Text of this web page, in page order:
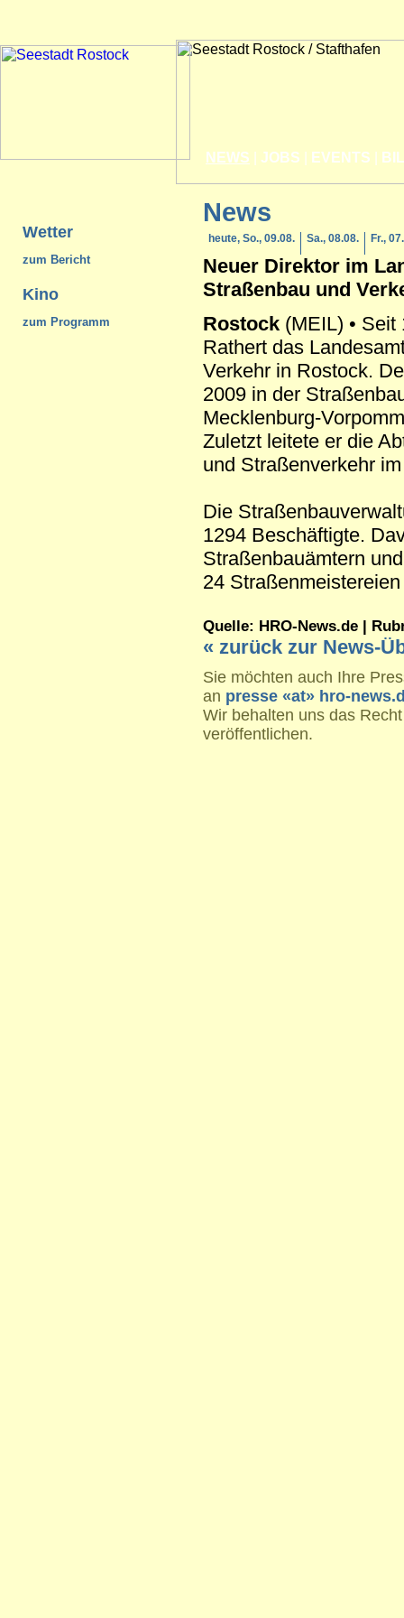
NEWS JOBS EVENTS
Wetter
zum Bericht
Kino
zum Programm
News
heute, So., 09.08. Sa., 08.08. Fr.,
Neuer Direktor im
Straßenbau und
Rostock (MEIL) •
Rathert das
Verkehr in Rostock.
2009 in der
Mecklenburg-
Zuletzt leitete er die
und Straßenverkehr
Die
1294 Beschäftigte.
Straßenbauämtern
24
Quelle: HRO-News.de |
« zurück zur News-
Sie möchten auch Ihre
an presse «at» hro-
Wir behalten uns das
veröffentlichen.